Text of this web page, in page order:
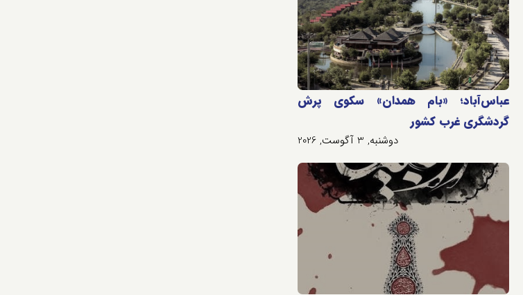
عباس‌آباد؛ «بام همدان» سکوی پرش
گردشگری غرب کشور
دوشنبه, 3 آگوست, 2026